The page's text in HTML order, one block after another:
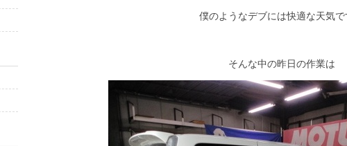
僕のようなデブには快適な天気
そんな中の昨日の作業は